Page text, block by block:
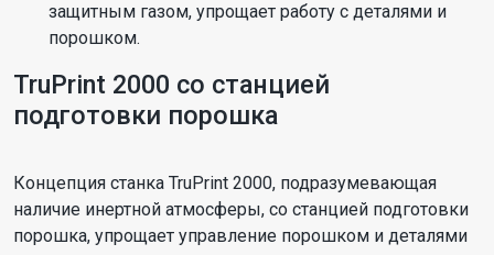
защитным газом, упрощает работу с деталями и
порошком.
TruPrint 2000 со станцией
подготовки порошка
Концепция станка TruPrint 2000, подразумевающая
наличие инертной атмосферы, со станцией подготовки
порошка, упрощает управление порошком и деталями